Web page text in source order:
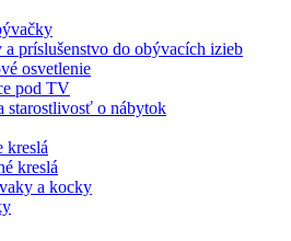
príslušenstvo do obývacích izieb
osvetlenie
pod TV
starostlivosť o nábytok
kreslá
kreslá
a kocky